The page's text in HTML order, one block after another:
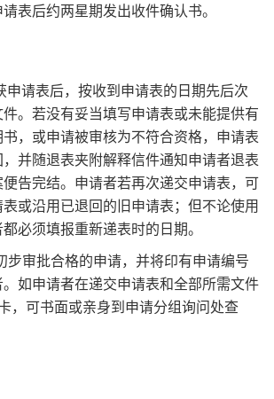
表后约两星期发出收件确认书。
申请表后，按收到申请表的日期先后次
。若没有妥当填写申请表或未能提供有
，或申请被审核为不符合资格，申请表
并随退表夹附解释信件通知申请者退表
告完结。申请者若再次递交申请表，可
或沿用已退回的旧申请表；但不论使用
必须填报重新递表时的日期。
步审批合格的申请，并将印有申请编号
如申请者在递交申请表和全部所需文件
，可书面或亲身到申请分组询问处查